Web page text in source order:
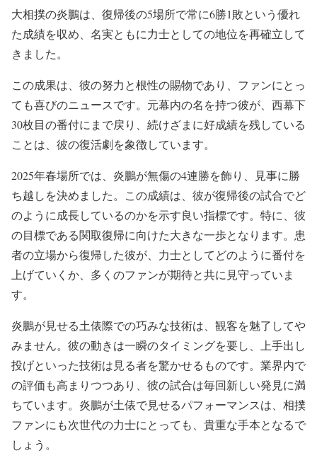
大相撲の炎鵬は、復帰後の5場所で常に6勝1敗という優れ
た成績を収め、名実ともに力士としての地位を再確立して
きました。
この成果は、彼の努力と根性の賜物であり、ファンにとっ
ても喜びのニュースです。元幕内の名を持つ彼が、西幕下
30枚目の番付にまで戻り、続けざまに好成績を残している
ことは、彼の復活劇を象徴しています。
2025年春場所では、炎鵬が無傷の4連勝を飾り、見事に勝
ち越しを決めました。この成績は、彼が復帰後の試合でど
のように成長しているのかを示す良い指標です。特に、彼
の目標である関取復帰に向けた大きな一歩となります。患
者の立場から復帰した彼が、力士としてどのように番付を
上げていくか、多くのファンが期待と共に見守っていま
す。
炎鵬が見せる土俵際での巧みな技術は、観客を魅了してや
みません。彼の動きは一瞬のタイミングを要し、上手出し
投げといった技術は見る者を驚かせるものです。業界内で
の評価も高まりつつあり、彼の試合は毎回新しい発見に満
ちています。炎鵬が土俵で見せるパフォーマンスは、相撲
ファンにも次世代の力士にとっても、貴重な手本となるで
しょう。